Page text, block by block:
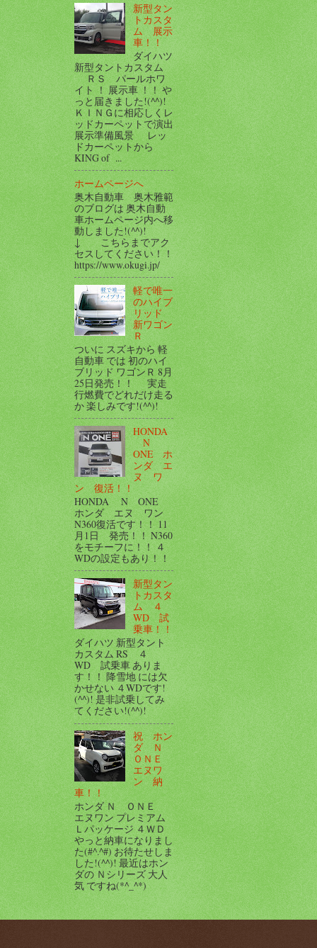
新型タン
トカスタ
ム 展示
車！！
ダイハツ
新型タントカスタム
ＲＳ パールホワ
イト ！ 展示車 ！！ や
っと届きました!(^^)!
ＫＩＮＧに相応しくレ
ッドカーペットで演出
展示準備風景 レッ
ドカーペットから
KING of ...
ホームページへ
奥木自動車 奥木雅範
のブログは 奥木自動
車ホームページ内へ移
動しました!(^^)!
↓ こちらまでアク
セスしてください！！
https://www.okugi.jp/
軽で唯一
のハイブ
リッド
新ワゴン
Ｒ
ついに スズキから 軽
自動車 では 初のハイ
ブリッド ワゴンＲ 8月
25日発売！！ 実走
行燃費でどれだけ走る
か 楽しみです!(^^)!
HONDA
N
ONE ホ
ンダ エ
ヌ ワ
ン 復活！！
HONDA N ONE
ホンダ エヌ ワン
N360復活です！！ 11
月1日 発売！！ N360
をモチーフに！！ ４
WDの設定もあり！！
新型タン
トカスタ
ム ４
WD 試
乗車！！
ダイハツ 新型タント
カスタム RS ４
WD 試乗車 ありま
す！！ 降雪地 には欠
かせない ４WDです!
(^^)! 是非試乗してみ
てください!(^^)!
祝 ホン
ダ Ｎ
ＯＮＥ
エヌワ
ン 納
車！！
ホンダ Ｎ ＯＮＥ
エヌワン プレミアム
Ｌパッケージ ４ＷＤ
やっと納車になりまし
た(#^.^#) お待たせしま
した!(^^)! 最近はホン
ダの Ｎシリーズ 大人
気 ですね(*^_^*)